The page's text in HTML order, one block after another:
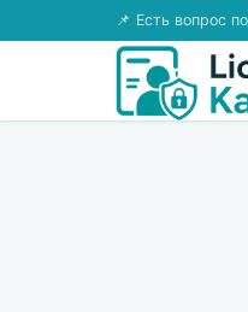
📌 Есть вопрос